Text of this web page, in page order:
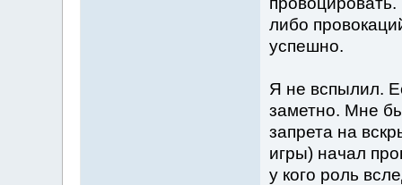
либо
успешно.
Я не вспылил.
заметно. Мне
запрета на
игры) начал
у кого роль